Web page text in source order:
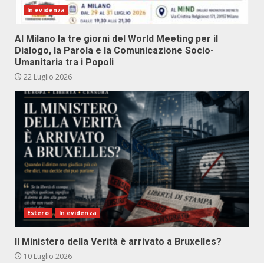
In evidenza
Al Milano la tre giorni del World Meeting per il
Dialogo, la Parola e la Comunicazione Socio-
Umanitaria tra i Popoli
22 Luglio 2026
Estero In evidenza
Il Ministero della Verità è arrivato a Bruxelles?
10 Luglio 2026